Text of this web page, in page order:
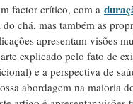
factor crítico, com a
chá, mas também as
apresentam visões
explicado pelo fato de
e a perspectiva de
abordagem na maioria